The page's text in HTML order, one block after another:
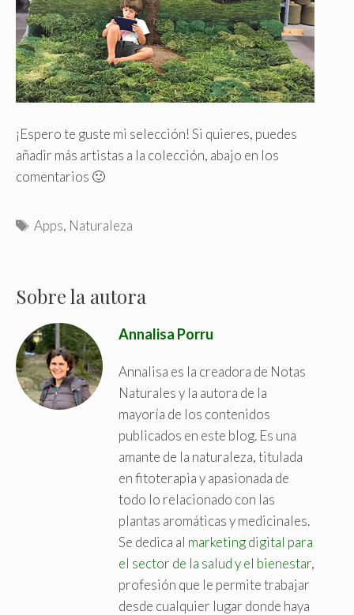
¡Espero te guste mi selección! Si quieres, puedes
añadir más artistas a la colección, abajo en los
comentarios 🙂
T
Apps, Naturaleza
Sobre la autora
Annalisa Porru
Annalisa es la creadora de Notas
Naturales y la autora de la
mayoría de los contenidos
publicados en este blog. Es una
amante de la naturaleza, titulada
en fitoterapia y apasionada de
todo lo relacionado con las
plantas aromáticas y medicinales.
Se dedica al marketing digital para
el sector de la salud y el bienestar,
profesión que le permite trabajar
desde cualquier lugar donde haya